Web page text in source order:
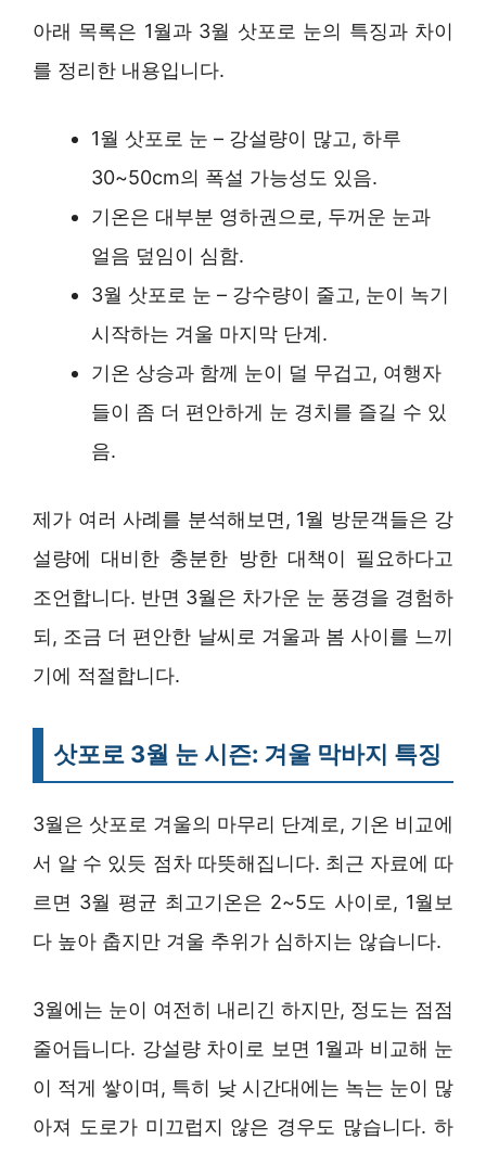
아래 목록은 1월과 3월 삿포로 눈의 특징과 차이
를 정리한 내용입니다.
1월 삿포로 눈 – 강설량이 많고, 하루
30~50cm의 폭설 가능성도 있음.
기온은 대부분 영하권으로, 두꺼운 눈과
얼음 덮임이 심함.
3월 삿포로 눈 – 강수량이 줄고, 눈이 녹기
시작하는 겨울 마지막 단계.
기온 상승과 함께 눈이 덜 무겁고, 여행자
들이 좀 더 편안하게 눈 경치를 즐길 수 있
음.
제가 여러 사례를 분석해보면, 1월 방문객들은 강
설량에 대비한 충분한 방한 대책이 필요하다고
조언합니다. 반면 3월은 차가운 눈 풍경을 경험하
되, 조금 더 편안한 날씨로 겨울과 봄 사이를 느끼
기에 적절합니다.
삿포로 3월 눈 시즌: 겨울 막바지 특징
3월은 삿포로 겨울의 마무리 단계로, 기온 비교에
서 알 수 있듯 점차 따뜻해집니다. 최근 자료에 따
르면 3월 평균 최고기온은 2~5도 사이로, 1월보
다 높아 춥지만 겨울 추위가 심하지는 않습니다.
3월에는 눈이 여전히 내리긴 하지만, 정도는 점점
줄어듭니다. 강설량 차이로 보면 1월과 비교해 눈
이 적게 쌓이며, 특히 낮 시간대에는 녹는 눈이 많
아져 도로가 미끄럽지 않은 경우도 많습니다. 하